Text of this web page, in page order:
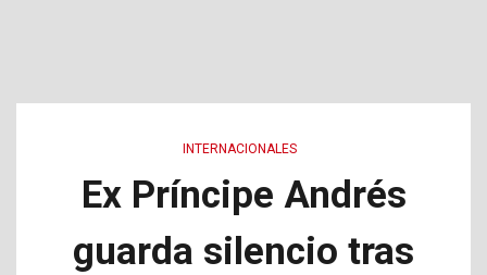
INTERNACIONALES
Ex Príncipe Andrés
guarda silencio tras